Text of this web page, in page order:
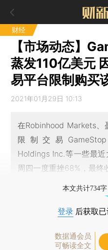
财经
【市场动态】
蒸发110亿美元
易平台限制购买
2021年01月29日 10:13
在Robinhood Markets、
限制交易
Holdings Inc.等一些最
周四一度重挫68%，最终
本文共计734
登录 后获取
数据通会员
可畅读全文